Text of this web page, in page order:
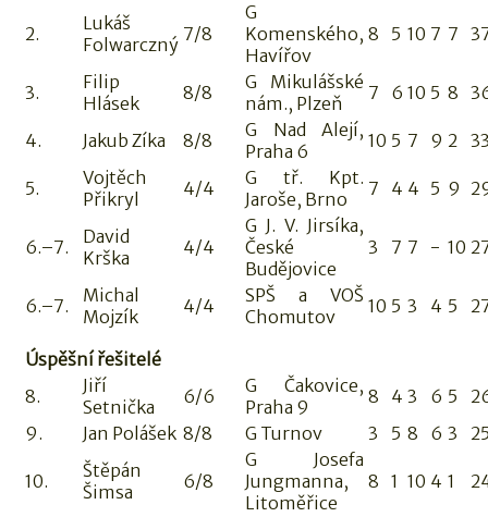
2.
Lukáš
Folwarczný 7/8
G
Komenského,
Havířov
8 5 10 7 7
3.
Filip
Hlásek
8/8
G Mikulášské
nám., Plzeň
7 6 10 5 8
4. Jakub Zíka 8/8
G Nad Alejí,
Praha 6
10 5 7 9 2
5.
Vojtěch
Přikryl
4/4
G tř. Kpt.
Jaroše, Brno
7 4 4 5 9
6.–7.
David
Krška
4/4
G J. V. Jirsíka,
České
Budějovice
3 7 7 - 10
6.–7.
Michal
Mojzík
4/4
SPŠ a VOŠ
Chomutov
10 5 3 4 5
Úspěšní řešitelé
8.
Jiří
Setnička
6/6
G Čakovice,
Praha 9
8 4 3 6 5
9.
Jan Polášek 8/8 G Turnov 3 5 8 6 3
10.
Štěpán
Šimsa
6/8
G Josefa
Jungmanna,
Litoměřice
8 1 10 4 1